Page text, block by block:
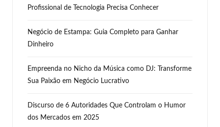
Profissional de Tecnologia Precisa Conhecer
Negócio de Estampa: Guia Completo para Ganhar
Dinheiro
Empreenda no Nicho da Música como DJ: Transforme
Sua Paixão em Negócio Lucrativo
Discurso de 6 Autoridades Que Controlam o Humor
dos Mercados em 2025